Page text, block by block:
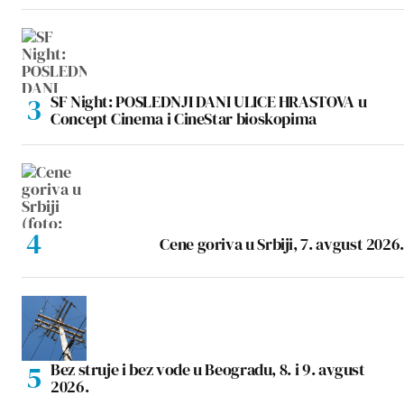
SF Night: POSLEDNJI DANI ULICE HRASTOVA u
Concept Cinema i CineStar bioskopima
Cene goriva u Srbiji, 7. avgust 2026.
Bez struje i bez vode u Beogradu, 8. i 9. avgust
2026.